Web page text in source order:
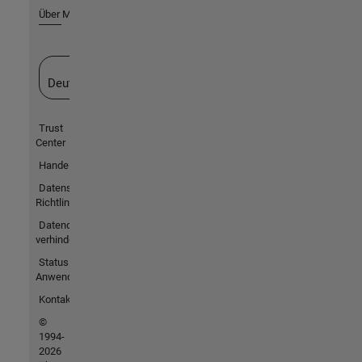
Über MathWorks
Deutschland
Trust
Center
Handelsmarken
Datenschutz-
Richtlinien
Datendiebstahl
verhindern
Status von
Anwendungen
Kontakt
©
1994-
2026